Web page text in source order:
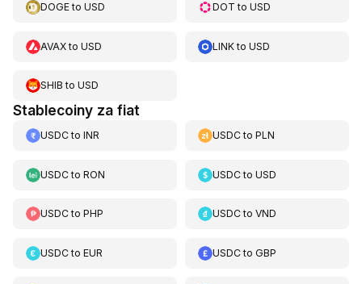
DOGEto USD DOT toUSD
AVAXto USD LINKtoUSD
SHIB to USD
Stablecoiny za fiat
USDCto INR USDCtoPLN
USDCto RON USDCtoUSD
USDCto PHP USDCtoVND
USDCto EUR USDCtoGBP